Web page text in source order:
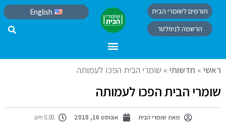
תורמים לשומרי הבית
הרשמה לניוזלטר
English
ראשי » חדשותי » שומרי הבית הפכו לעמותה
שומרי הבית הפכו לעמותה
מאת שומרי הבית אוגוסט 16, 2018 8:08 am